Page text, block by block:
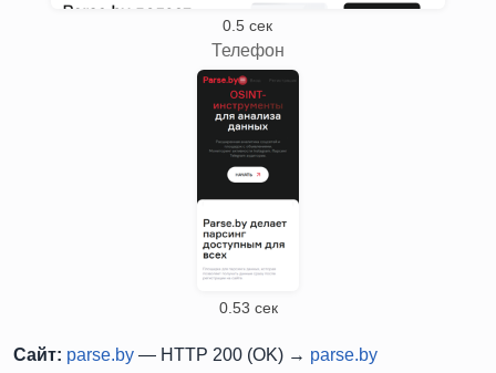
0.5 сек
Телефон
0.53 сек
Сайт: parse.by — HTTP 200 (OK) → parse.by